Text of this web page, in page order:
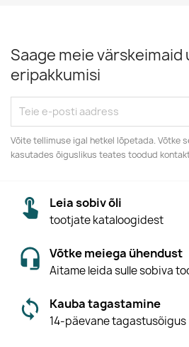
Saage meie värskeimaid
eripakkumisi
Võite tellimuse igal hetkel lõpetada. Võtke
kasutades õiguslikus teates toodud
Leia sobiv õli
tootjate kataloogidest
Võtke meiega ühendust
Aitame leida sulle sobiva
Kauba tagastamine
14-päevane tagastusõigus